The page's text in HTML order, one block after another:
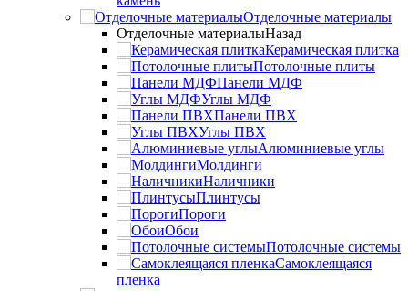
Отделочные материалы
Отделочные материалыНазад
Керамическая плитка
Потолочные плиты
Панели МДФ
Углы МДФ
Панели ПВХ
Углы ПВХ
Алюминиевые углы
Молдинги
Наличники
Плинтусы
Пороги
Обои
Потолочные системы
Самоклеящаяся
пленка